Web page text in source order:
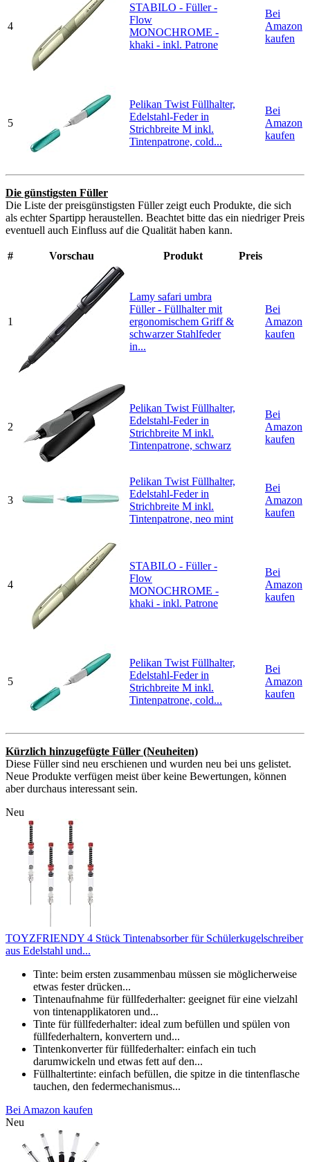
4
STABILO - Füller -
Flow
MONOCHROME -
khaki - inkl. Patrone
Bei
Amazon
kaufen
5
Pelikan Twist Füllhalter,
Edelstahl-Feder in
Strichbreite M inkl.
Tintenpatrone, cold...
Bei
Amazon
kaufen
Die günstigsten Füller
Die Liste der preisgünstigsten Füller zeigt euch Produkte, die sich
als echter Spartipp heraustellen. Beachtet bitte das ein niedriger Preis
eventuell auch Einfluss auf die Qualität haben kann.
# Vorschau Produkt Preis
1
Lamy safari umbra
Füller - Füllhalter mit
ergonomischem Griff &
schwarzer Stahlfeder
in...
Bei
Amazon
kaufen
2
Pelikan Twist Füllhalter,
Edelstahl-Feder in
Strichbreite M inkl.
Tintenpatrone, schwarz
Bei
Amazon
kaufen
3
Pelikan Twist Füllhalter,
Edelstahl-Feder in
Strichbreite M inkl.
Tintenpatrone, neo mint
Bei
Amazon
kaufen
4
STABILO - Füller -
Flow
MONOCHROME -
khaki - inkl. Patrone
Bei
Amazon
kaufen
5
Pelikan Twist Füllhalter,
Edelstahl-Feder in
Strichbreite M inkl.
Tintenpatrone, cold...
Bei
Amazon
kaufen
Kürzlich hinzugefügte Füller (Neuheiten)
Diese Füller sind neu erschienen und wurden neu bei uns gelistet.
Neue Produkte verfügen meist über keine Bewertungen, können
aber durchaus interessant sein.
Neu
TOYZFRIENDY 4 Stück Tintenabsorber für Schülerkugelschreiber
aus Edelstahl und...
Tinte: beim ersten zusammenbau müssen sie möglicherweise
etwas fester drücken...
Tintenaufnahme für füllfederhalter: geeignet für eine vielzahl
von tintenapplikatoren und...
Tinte für füllfederhalter: ideal zum befüllen und spülen von
füllfederhaltern, konvertern und...
Tintenkonverter für füllfederhalter: einfach ein tuch
darumwickeln und etwas fett auf den...
Füllhaltertinte: einfach befüllen, die spitze in die tintenflasche
tauchen, den federmechanismus...
Bei Amazon kaufen
Neu